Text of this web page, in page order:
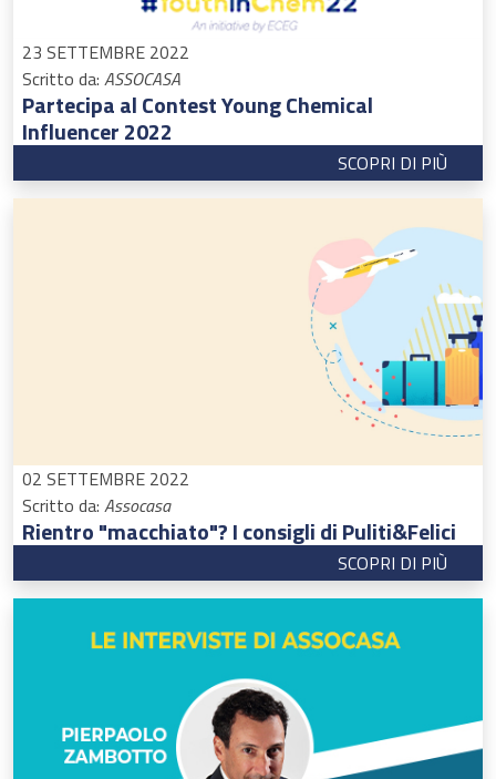
23 SETTEMBRE 2022
Scritto da: ASSOCASA
Partecipa al Contest Young Chemical
Influencer 2022
SCOPRI DI PIÙ
02 SETTEMBRE 2022
Scritto da: Assocasa
Rientro "macchiato"? I consigli di Puliti&Felici
SCOPRI DI PIÙ